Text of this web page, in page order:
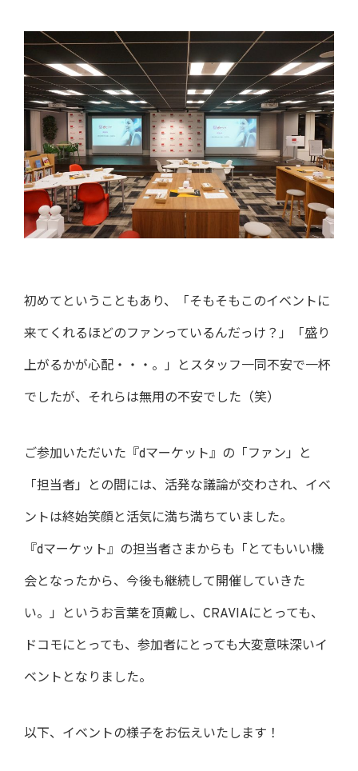
初めてということもあり、「そもそもこのイベントに
来てくれるほどのファンっているんだっけ？」「盛り
上がるかが心配・・・。」とスタッフ一同不安で一杯
でしたが、それらは無用の不安でした（笑）
ご参加いただいた『dマーケット』の「ファン」と
「担当者」との間には、活発な議論が交わされ、イベ
ントは終始笑顔と活気に満ち満ちていました。
『dマーケット』の担当者さまからも「とてもいい機
会となったから、今後も継続して開催していきた
い。」というお言葉を頂戴し、CRAVIAにとっても、
ドコモにとっても、参加者にとっても大変意味深いイ
ベントとなりました。
以下、イベントの様子をお伝えいたします！